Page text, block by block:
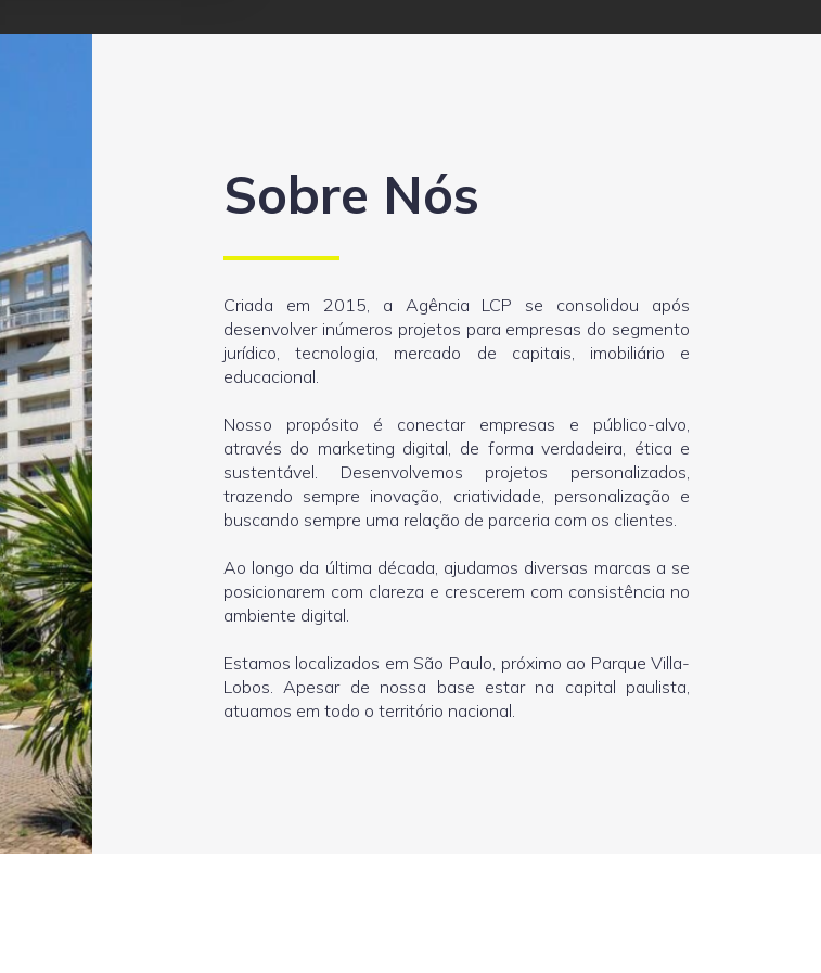
Sobre Nós
Criada em 2015, a Agência LCP se consolidou após
desenvolver inúmeros projetos para empresas do segmento
jurídico, tecnologia, mercado de capitais, imobiliário e
educacional.
Nosso propósito é conectar empresas e público-alvo,
através do marketing digital, de forma verdadeira, ética e
sustentável. Desenvolvemos projetos personalizados,
trazendo sempre inovação, criatividade, personalização e
buscando sempre uma relação de parceria com os clientes.
Ao longo da última década, ajudamos diversas marcas a se
posicionarem com clareza e crescerem com consistência no
ambiente digital.
Estamos localizados em São Paulo, próximo ao Parque Villa-
Lobos. Apesar de nossa base estar na capital paulista,
atuamos em todo o território nacional.